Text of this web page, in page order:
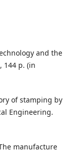
and the
144 p. (in
of stamping by
Engineering.
manufacture